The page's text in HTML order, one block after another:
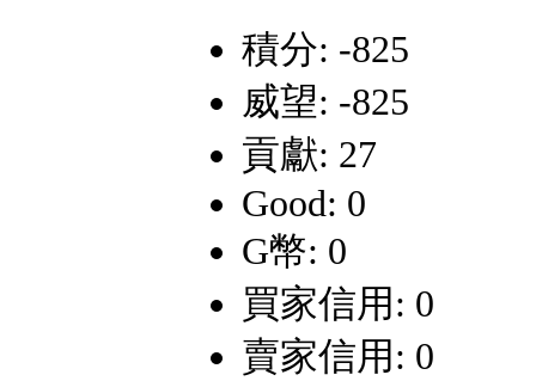
積分: -825
威望: -825
貢獻: 27
Good: 0
G幣: 0
買家信用: 0
賣家信用: 0